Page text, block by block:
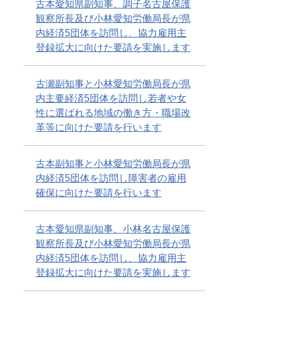
古本愛知県副知事、調子名古屋保護
観察所長及び小林愛知労働局長が県
内経済5団体を訪問し、協力雇用主
登録拡大に向けた要請を実施します
古瀬副知事と小林愛知労働局長が県
内主要経済5団体を訪問し若者や女
性に選ばれる地域の働き方・職場改
革等に向けた要請を行います
古本副知事と小林愛知労働局長が県
内経済5団体を訪問し障害者の雇用
確保に向けた要請を行います
古本愛知県副知事、小林名古屋保護
観察所長及び小林愛知労働局長が県
内経済5団体を訪問し、協力雇用主
登録拡大に向けた要請を実施します